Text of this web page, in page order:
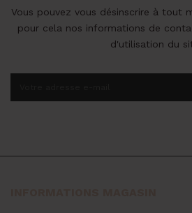
Vous pouvez vous désinscrire à tout
pour cela nos informations de
d'utilisation du